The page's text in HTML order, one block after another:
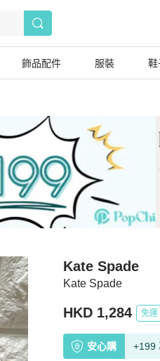
飾品配件 服裝 鞋
Kate Spade
Kate Spade
HKD 1,284 免運
安心購 +199